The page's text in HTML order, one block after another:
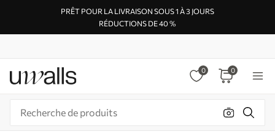
PRÊT POUR LA LIVRAISON SOUS 1 À 3 JOURS
RÉDUCTIONS DE 40 %
0 0